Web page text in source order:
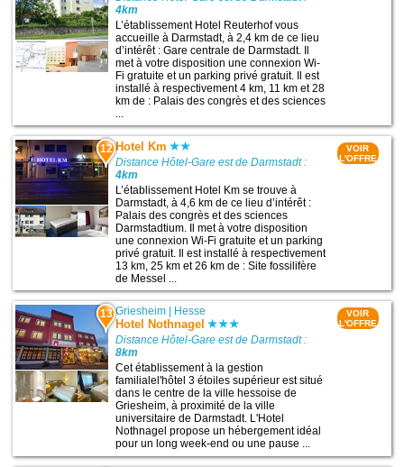
4km
L’établissement Hotel Reuterhof vous
accueille à Darmstadt, à 2,4 km de ce lieu
d’intérêt : Gare centrale de Darmstadt. Il
met à votre disposition une connexion Wi-
Fi gratuite et un parking privé gratuit. Il est
installé à respectivement 4 km, 11 km et 28
km de : Palais des congrès et des sciences
12 Hotel Km
Distance Hôtel-Gare est de Darmstadt :
4km
L’établissement Hotel Km se trouve à
Darmstadt, à 4,6 km de ce lieu d’intérêt :
Palais des congrès et des sciences
Darmstadtium. Il met à votre disposition
une connexion Wi-Fi gratuite et un parking
privé gratuit. Il est installé à respectivement
13 km, 25 km et 26 km de : Site fossilifère
de Messel ...
VOIR
L'OFFRE
13 Griesheim Hesse
Hotel Nothnagel
Distance Hôtel-Gare est de Darmstadt :
8km
Cet établissement à la gestion
familialel'hôtel 3 étoiles supérieur est situé
dans le centre de la ville hessoise de
Griesheim, à proximité de la ville
universitaire de Darmstadt. L'Hotel
Nothnagel propose un hébergement idéal
pour un long week-end ou une pause ...
VOIR
L'OFFRE